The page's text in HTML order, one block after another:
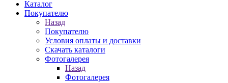
Каталог
Покупателю
Назад
Покупателю
Условия оплаты и доставки
Скачать каталоги
Фотогалерея
Назад
Фотогалерея